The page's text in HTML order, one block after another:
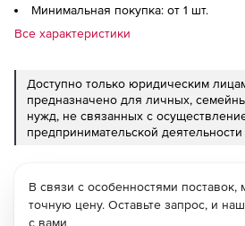
Минимальная покупка: от 1 шт.
Все характеристики
Доступно только юридическим
предназначено для личных,
нужд, не связанных с
предпринимательской деятельности
В связи с особенностями
точную цену. Оставьте запрос, и
с вами